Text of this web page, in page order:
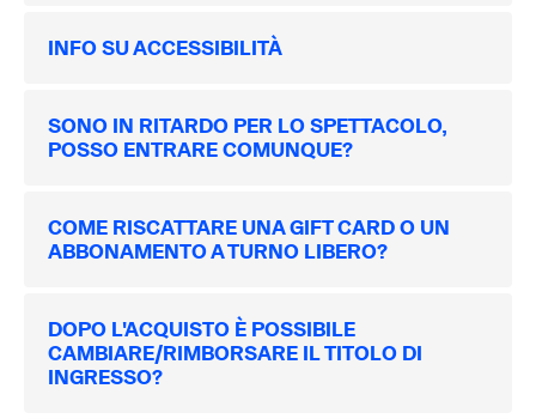
INFO SU ACCESSIBILITÀ
SONO IN RITARDO PER LO SPETTACOLO,
POSSO ENTRARE COMUNQUE?
COME RISCATTARE UNA GIFT CARD O UN
ABBONAMENTO A TURNO LIBERO?
DOPO L'ACQUISTO È POSSIBILE
CAMBIARE/RIMBORSARE IL TITOLO DI
INGRESSO?